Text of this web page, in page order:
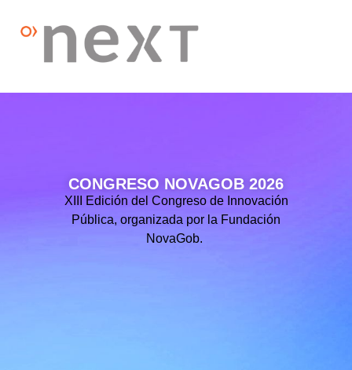
CONGRESO NOVAGOB 2026
XIII Edición del Congreso de Innovación
Pública, organizada por la Fundación
NovaGob.